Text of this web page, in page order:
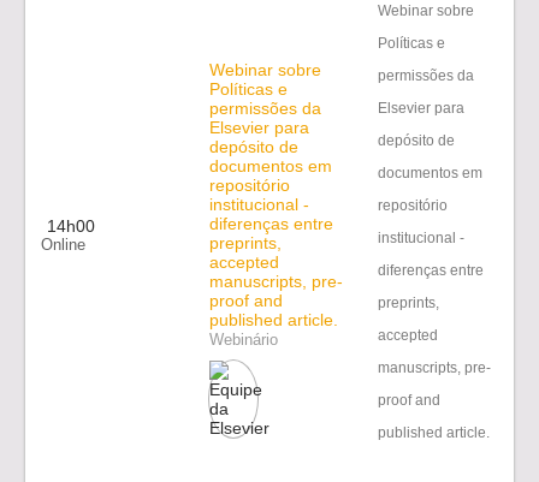
14h00
Online
Webinar sobre
Políticas e
permissões da
Elsevier para
depósito de
documentos em
repositório
institucional -
diferenças entre
preprints,
accepted
manuscripts, pre-
proof and
published article.
Webinário
Webinar sobre
Políticas e
permissões da
Elsevier para
depósito de
documentos em
repositório
institucional -
diferenças entre
preprints,
accepted
manuscripts, pre-
proof and
published article.